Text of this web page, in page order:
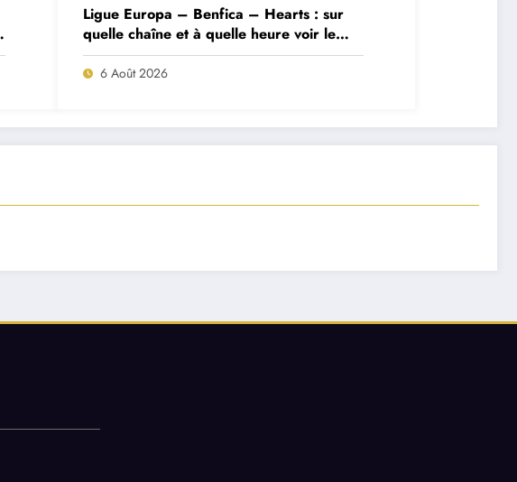
Ligue Europa – Benfica – Hearts : sur
quelle chaîne et à quelle heure voir le
match ?
6 Août 2026